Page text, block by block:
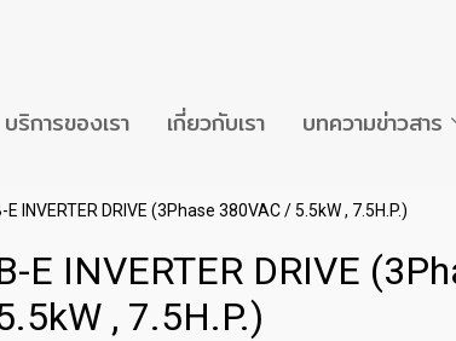
บริการของเรา เกี่ยวกับเรา บทความข่าวสาร
INVERTER DRIVE (3Phase 380VAC / 5.5kW , 7.5H.P.)
E INVERTER DRIVE
, 7.5H.P.)